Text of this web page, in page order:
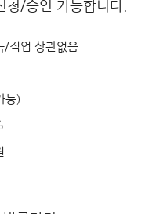
청/승인 가능합니다.
/직업 상관없음
능)